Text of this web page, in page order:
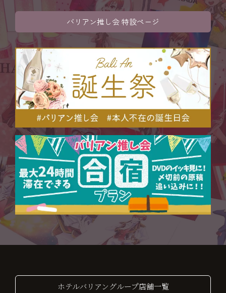
バリアン推し会 特設ページ
ホテルバリアングループ店舗一覧